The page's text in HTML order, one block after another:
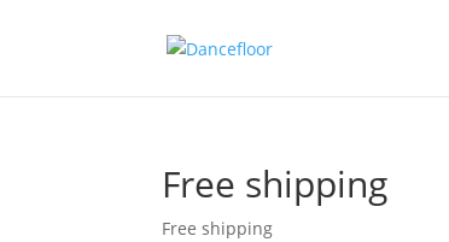
Free shipping
Free shipping